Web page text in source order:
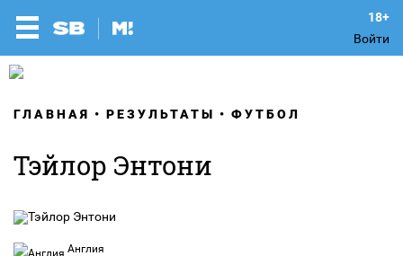
Войти
ГЛАВНАЯ РЕЗУЛЬТАТЫ ФУТБОЛ
Тэйлор Энтони
Англия